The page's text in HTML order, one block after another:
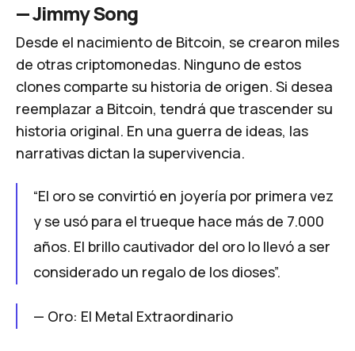
—Jimmy Song
Desde el nacimiento de Bitcoin, se crearon miles
de otras criptomonedas. Ninguno de estos
clones comparte su historia de origen. Si desea
reemplazar a Bitcoin, tendrá que trascender su
historia original. En una guerra de ideas, las
narrativas dictan la supervivencia.
“El oro se convirtió en joyería por primera vez
y se usó para el trueque hace más de 7.000
años. El brillo cautivador del oro lo llevó a ser
considerado un regalo de los dioses”.
— Oro: El Metal Extraordinario